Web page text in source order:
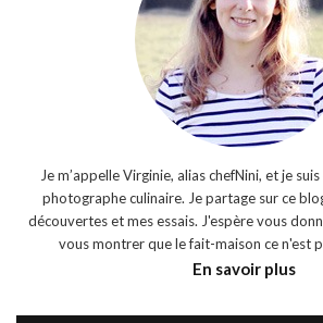
Je m’appelle Virginie, alias chefNini, et je
photographe culinaire. Je partage sur ce
découvertes et mes essais. J'espère vous
vous montrer que le fait-maison ce n'est
En savoir plus